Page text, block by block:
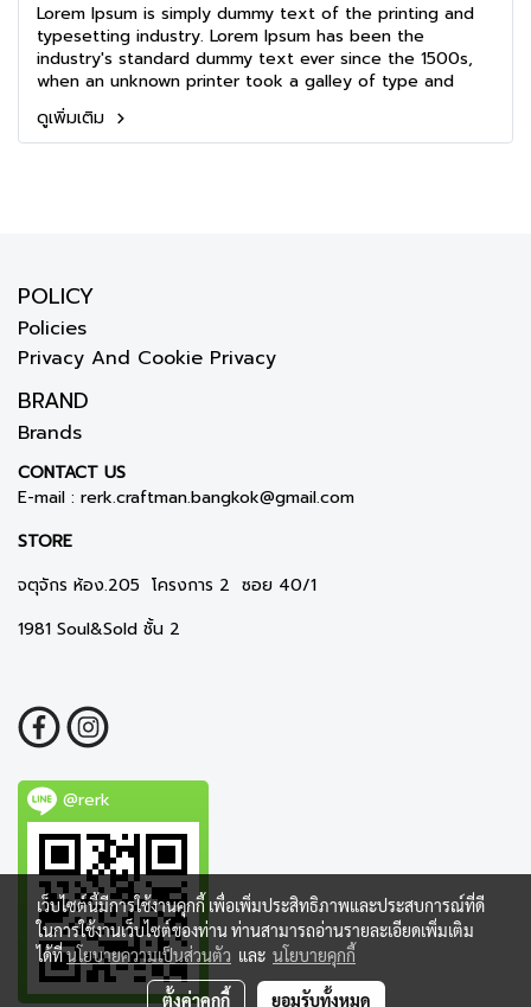
Lorem Ipsum is simply dummy text of the printing and
typesetting industry. Lorem Ipsum has been the
industry's standard dummy text ever since the 1500s,
when an unknown printer took a galley of type and
scrambled it to make a type specimen book. It has
survived not only five centuries, but also the leap into
electronic typesetting, remaining essentially unchanged.
ดูเพิ่มเติม
POLICY
Policies
Privacy And Cookie Privacy
BRAND
Brands
CONTACT US
E-mail : rerk.craftman.bangkok@gmail.com
STORE
จตุจักร ห้อง.205 โครงการ 2 ซอย 40/1
1981 Soul&Sold ชั้น 2
@rerk
เว็บไซต์นี้มีการใช้งานคุกกี้ เพื่อเพิ่มประสิทธิภาพและประสบการณ์ที่ดี
ในการใช้งานเว็บไซต์ของท่าน ท่านสามารถอ่านรายละเอียดเพิ่มเติม
ได้ที่นโยบายความเป็นส่วนตัว และ นโยบายคุกกี้
ตั้งค่าคุกกี้ ยอมรับทั้งหมด